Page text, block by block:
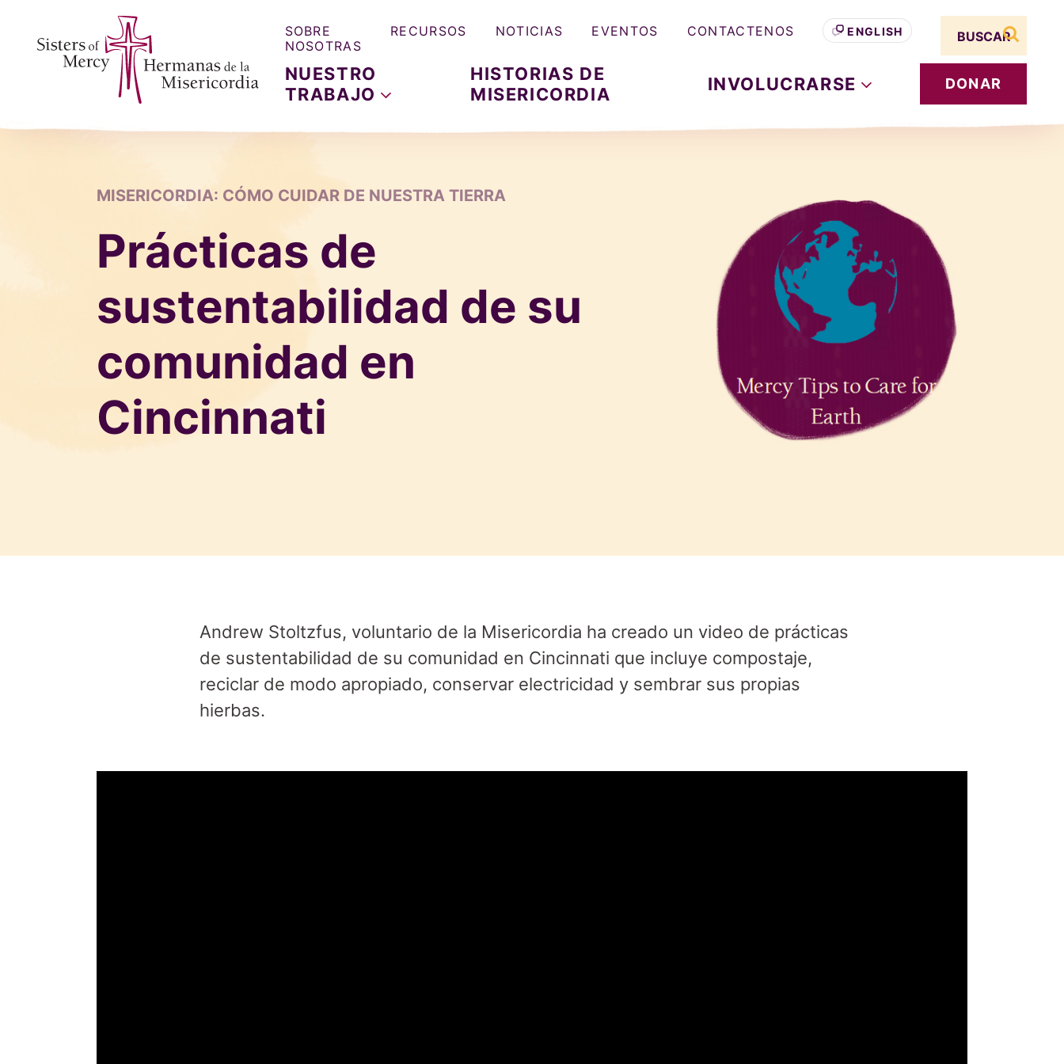
NUESTRO
TRABAJO
HISTORIAS DE
MISERICORDIA
INVOLUCRARSE DONAR
SOBRE
NOSOTRAS
RECURSOS NOTICIAS EVENTOS CONTACTENOS ENGLISH
Search term
buscar
MISERICORDIA: CÓMO CUIDAR DE NUESTRA TIERRA
Prácticas de
sustentabilidad de su
comunidad en
Cincinnati
Andrew Stoltzfus, voluntario de la Misericordia ha creado un video de prácticas
de sustentabilidad de su comunidad en Cincinnati que incluye compostaje,
reciclar de modo apropiado, conservar electricidad y sembrar sus propias
hierbas.